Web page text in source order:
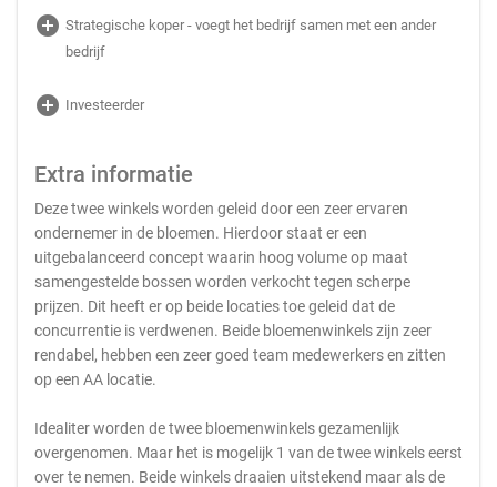
add_circle Strategische koper - voegt het bedrijf samen met een ander
bedrijf
add_circle Investeerder
Extra informatie
Deze twee winkels worden geleid door een zeer ervaren
ondernemer in de bloemen. Hierdoor staat er een
uitgebalanceerd concept waarin hoog volume op maat
samengestelde bossen worden verkocht tegen scherpe
prijzen. Dit heeft er op beide locaties toe geleid dat de
concurrentie is verdwenen. Beide bloemenwinkels zijn zeer
rendabel, hebben een zeer goed team medewerkers en zitten
op een AA locatie.
Idealiter worden de twee bloemenwinkels gezamenlijk
overgenomen. Maar het is mogelijk 1 van de twee winkels eerst
over te nemen. Beide winkels draaien uitstekend maar als de